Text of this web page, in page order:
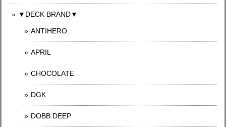
▼DECK BRAND▼
ANTIHERO
APRIL
CHOCOLATE
DGK
DOBB DEEP